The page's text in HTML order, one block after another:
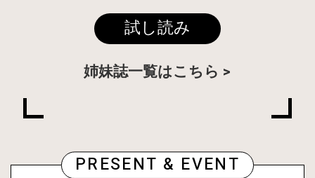
試し読み
姉妹誌一覧はこちら
PRESENT & EVENT